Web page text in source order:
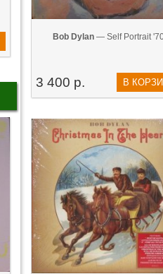
Bob Dylan — Self Portrait
3 400 р. В